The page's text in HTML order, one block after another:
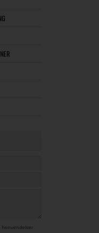
henvendelser